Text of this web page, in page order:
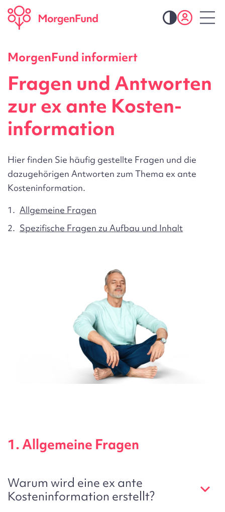
MorgenFund informiert
Fragen und Antworten
zur ex ante Kosten­
infor­mation
Hier finden Sie häufig gestellte Fragen und die
dazugehörigen Antworten zum Thema ex ante
Kosteninformation.
Allgemeine Fragen
Spezifische Fragen zu Aufbau und Inhalt
1. Allgemeine Fragen
Warum wird eine ex ante
Kosteninformation erstellt?